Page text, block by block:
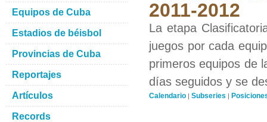
2011-2012
La etapa
juegos por cada
primeros equipos de
días seguidos y se
Calendario | Subseries |
Equipos de Cuba
Estadios de béisbol
Provincias de Cuba
Reportajes
Artículos
Records